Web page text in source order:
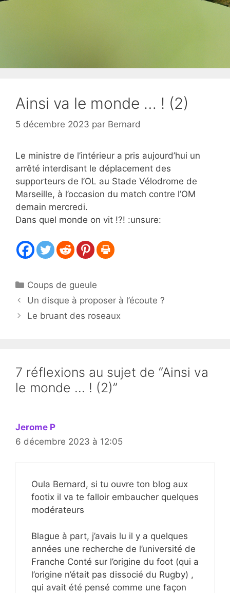
Ainsi va le monde … ! (2)
5 décembre 2023 par Bernard
Le ministre de l’intérieur a pris aujourd’hui un
arrêté interdisant le déplacement des
supporteurs de l’OL au Stade Vélodrome de
Marseille, à l’occasion du match contre l’OM
demain mercredi.
Dans quel monde on vit !?! :unsure:
Catégories
Coups de gueule
Un disque à proposer à l’écoute ?
Le bruant des roseaux
7 réflexions au sujet de “Ainsi va
le monde … ! (2)”
Jerome P
6 décembre 2023 à 12:05
Oula Bernard, si tu ouvre ton blog aux
footix il va te falloir embaucher quelques
modérateurs
Blague à part, j’avais lu il y a quelques
années une recherche de l’université de
Franche Conté sur l’origine du foot (qui a
l’origine n’était pas dissocié du Rugby) ,
qui avait été pensé comme une façon